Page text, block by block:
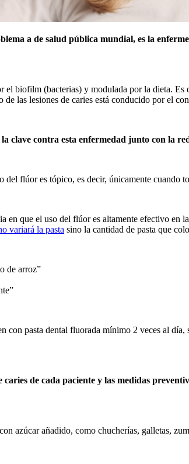
a de salud pública mundial, es la
el biofilm (bacterias) y modulada por la dieta.
las lesiones de caries está conducido por el
clave contra esta enfermedad junto con la
del flúor es tópico, es decir, únicamente cuando
en que el uso del flúor es altamente efectivo en
variará la pasta sino la cantidad de pasta que
de arroz”
con pasta dental fluorada mínimo 2 veces al
de cada paciente y las medidas
azúcar añadido, como chucherías, galletas,